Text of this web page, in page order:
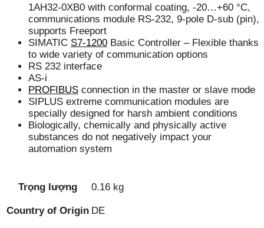
1AH32-0XB0 with conformal coating, -20…+60 °C,
communications module RS-232, 9-pole D-sub (pin),
supports Freeport
SIMATIC S7-1200 Basic Controller – Flexible thanks
to wide variety of communication options
RS 232 interface
AS-i
PROFIBUS connection in the master or slave mode
SIPLUS extreme communication modules are
specially designed for harsh ambient conditions
Biologically, chemically and physically active
substances do not negatively impact your
automation system
Trọng lượng 0.16 kg
Country of Origin DE